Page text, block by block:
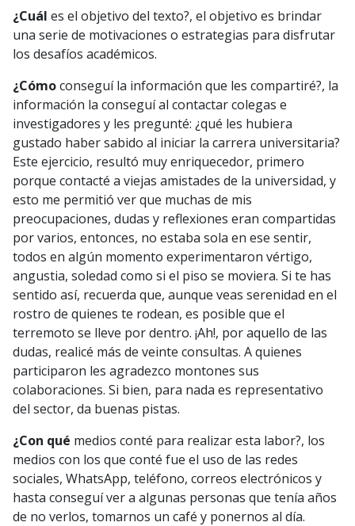
¿Cuál es el objetivo del texto?, el objetivo es brindar
una serie de motivaciones o estrategias para disfrutar
los desafíos académicos.
¿Cómoconseguí la información que les compartiré?, la
información la conseguí al contactar colegas e
investigadores y les pregunté: ¿qué les hubiera
gustado haber sabido al iniciar la carrera universitaria?
Este ejercicio, resultó muy enriquecedor, primero
porque contacté a viejas amistades de la universidad, y
esto me permitió ver que muchas de mis
preocupaciones, dudas y reflexiones eran compartidas
por varios, entonces, no estaba sola en ese sentir,
todos en algún momento experimentaron vértigo,
angustia, soledad como si el piso se moviera. Si te has
sentido así, recuerda que, aunque veas serenidad en el
rostro de quienes te rodean, es posible que el
terremoto se lleve por dentro. ¡Ah!, por aquello de las
dudas, realicé más de veinte consultas. A quienes
participaron les agradezco montones sus
colaboraciones. Si bien, para nada es representativo
del sector, da buenas pistas.
¿Con qué medios conté para realizar esta labor?, los
medios con los que conté fue el uso de las redes
sociales, WhatsApp, teléfono, correos electrónicos y
hasta conseguí ver a algunas personas que tenía años
de no verlos, tomarnos un café y ponernos al día.